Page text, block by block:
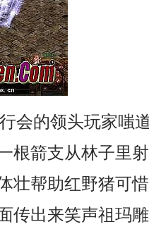
会的领头玩家嗤
根箭支从林子里
壮帮助红野猪可
传出来笑声祖玛